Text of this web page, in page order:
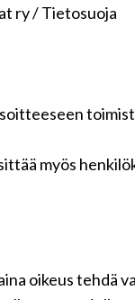
ry / Tietosuoja
myös
oikeus tehdä